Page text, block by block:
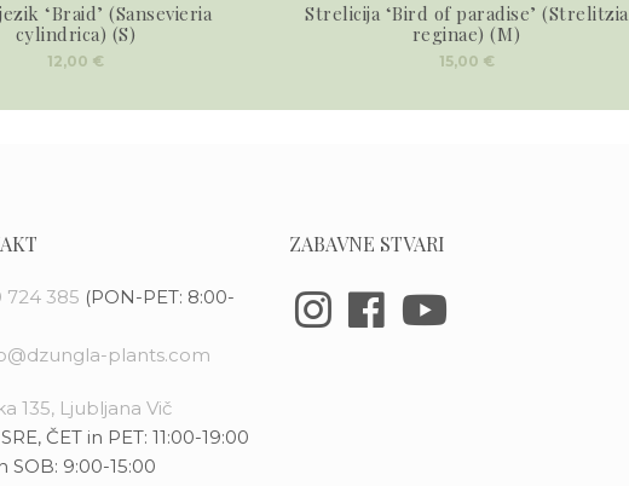
‘Braid’ (Sansevieria
cylindrica) (S)
12,00 €
Strelicija ‘Bird of paradise’ (Strelitzia
reginae) (M)
15,00 €
724 385 (PON-PET: 8:00-
plants.com
135, Ljubljana Vič
ČET in PET: 11:00-19:00
SOB: 9:00-15:00
ZABAVNE STVARI